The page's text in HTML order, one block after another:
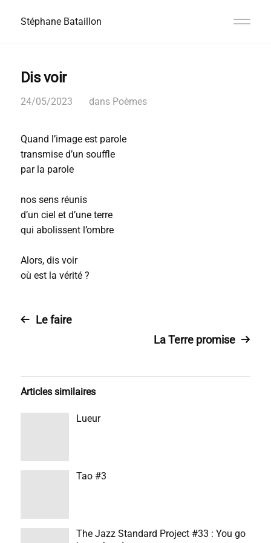
Stéphane Bataillon
Dis voir
24/05/2023 dans Poèmes
Quand l’image est parole
transmise d’un souffle
par la parole
nos sens réunis
d’un ciel et d’une terre
qui abolissent l’ombre
Alors, dis voir
où est la vérité ?
Le faire
La Terre promise
Articles similaires
Lueur
Tao #3
The Jazz Standard Project #33 : You go